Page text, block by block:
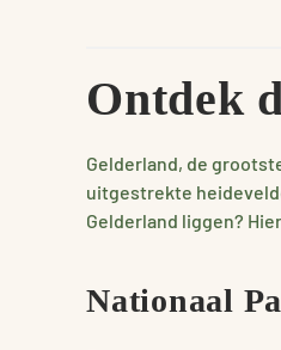
Ontdek
Gelderland, de
uitgestrekte
Gelderland liggen?
Nationaal